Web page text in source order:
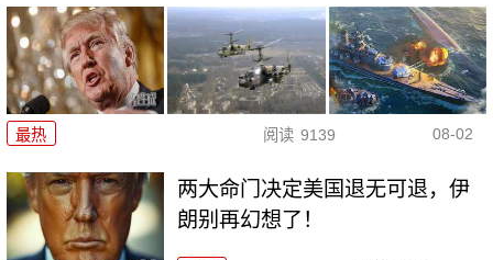
最热 阅读 9139 08-02
两大命门决定美国退无可退，伊
朗别再幻想了！